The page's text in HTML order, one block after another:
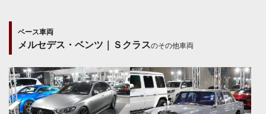
ベース車両
メルセデス・ベンツ｜Ｓクラスのその他車両